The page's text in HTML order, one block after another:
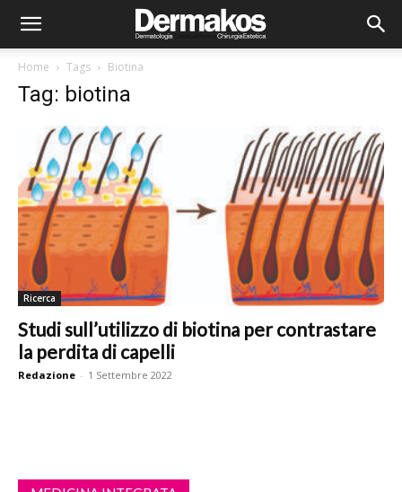
Home Tags Biotina
Tag: biotina
Ricerca
Studi sull’utilizzo di biotina per contrastare
la perdita di capelli
Redazione - 1 Settembre 2022